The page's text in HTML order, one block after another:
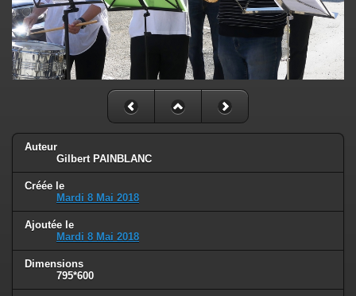
Auteur
Gilbert PAINBLANC
Créée le
Mardi 8 Mai 2018
Ajoutée le
Mardi 8 Mai 2018
Dimensions
795*600